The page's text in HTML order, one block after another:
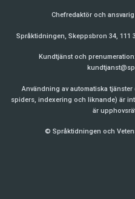
denna (Skrift) lätt att
eget språk för att de
säger oss att Han
på arabiska för att
den. Detta är det enda
att arabiska är det
Allahs ord
Chefredaktör och
Språktidningen, Skeppsbron 34, 111
Kundtjänst och
Användning av automatiska
spiders, indexering och liknande) är
är
© Språktidningen och